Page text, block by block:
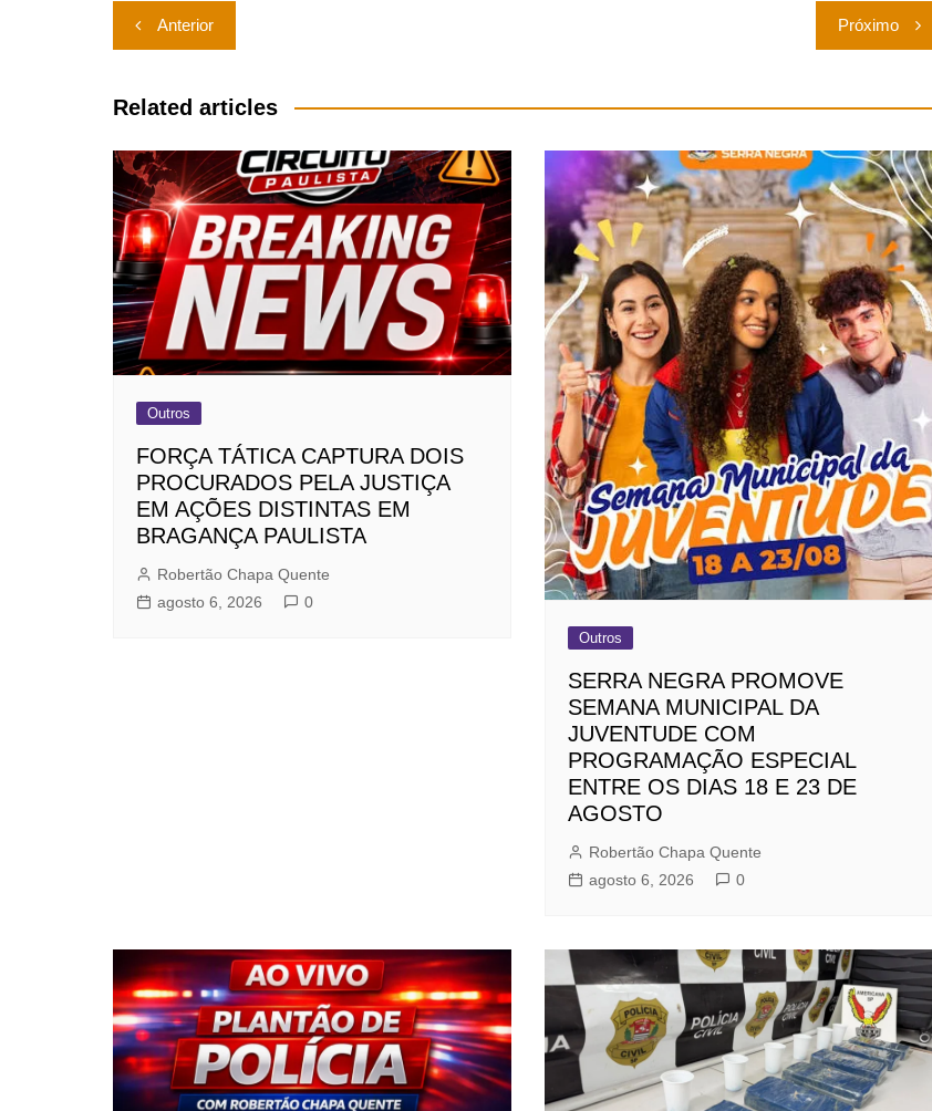
Navegação
de
Post
Anterior Próximo
Related articles
Outros
FORÇA TÁTICA CAPTURA DOIS
PROCURADOS PELA JUSTIÇA
EM AÇÕES DISTINTAS EM
BRAGANÇA PAULISTA
Robertão Chapa Quente
agosto 6, 2026
0
Outros
SERRA NEGRA PROMOVE
SEMANA MUNICIPAL DA
JUVENTUDE COM
PROGRAMAÇÃO ESPECIAL
ENTRE OS DIAS 18 E 23 DE
AGOSTO
Robertão Chapa Quente
agosto 6, 2026
0